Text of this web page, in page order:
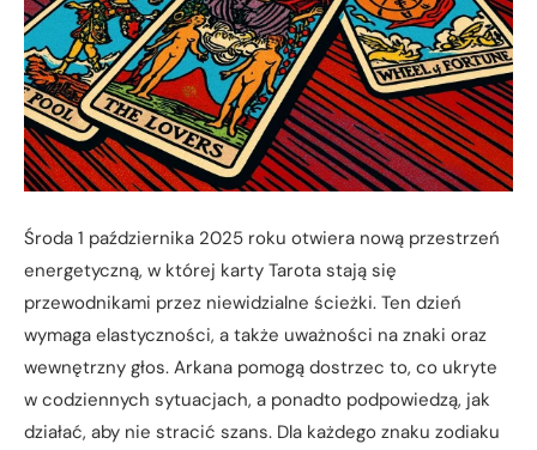
Środa 1 października 2025 roku otwiera nową przestrzeń
energetyczną, w której karty Tarota stają się
przewodnikami przez niewidzialne ścieżki. Ten dzień
wymaga elastyczności, a także uważności na znaki oraz
wewnętrzny głos. Arkana pomogą dostrzec to, co ukryte
w codziennych sytuacjach, a ponadto podpowiedzą, jak
działać, aby nie stracić szans. Dla każdego znaku zodiaku